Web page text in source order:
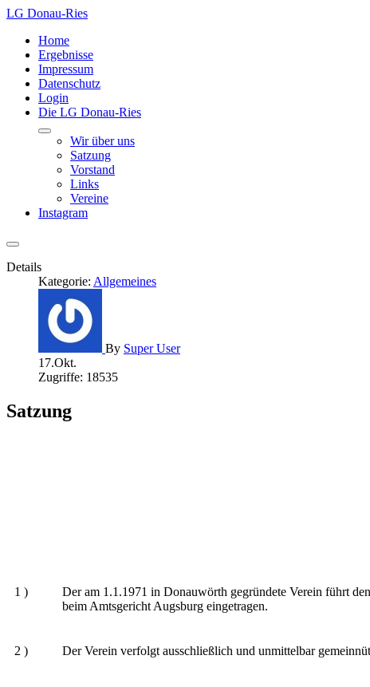
LG Donau-Ries
Home
Ergebnisse
Impressum
Datenschutz
Login
Die LG Donau-Ries
Wir über uns
Satzung
Vorstand
Links
Vereine
Instagram
Details
Kategorie: Allgemeines
By Super User
17.Okt.
Zugriffe: 18535
Satzung
1 )
Der am 1.1.1971 in Donauwörth gegründete Verein führt
beim Amtsgericht Augsburg eingetragen.
2 ) Der Verein verfolgt ausschließlich und unmittelbar